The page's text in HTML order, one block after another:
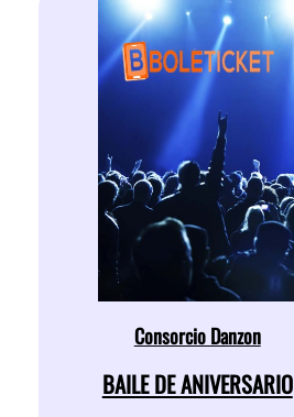
Consorcio Danzon
BAILE DE ANIVERSARIO